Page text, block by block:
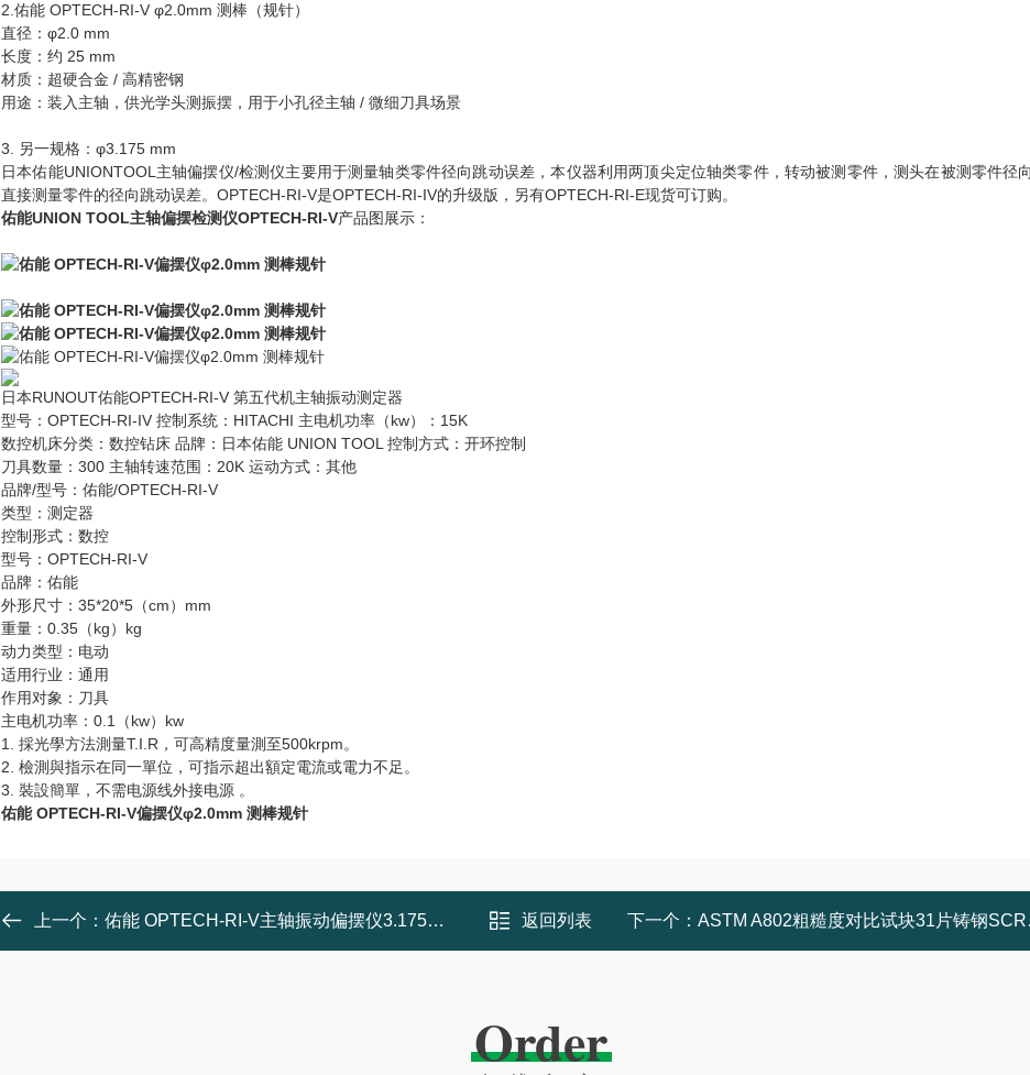
2. 佑能 OPTECH‑RI‑V φ2.0mm 测棒（规针）
直径：φ2.0 mm
长度：约 25 mm
材质：超硬合金 / 高精密钢
用途：装入主轴，供光学头测振摆，用于小孔径主轴 / 微细刀具场景
3. 另一规格：φ3.175 mm
日本佑能UNIONTOOL主轴偏摆仪/检测仪主要用于测量轴类零件径向跳动误差，本仪器利用两顶尖定位轴类零件，转动被测零件，测头在被测零件径
直接测量零件的径向跳动误差。OPTECH-RI-V是OPTECH-RI-IV的升级版，另有OPTECH-RI-E现货可订购。
佑能UNION TOOL主轴偏摆检测仪OPTECH-RI-V产品图展示：
日本RUNOUT佑能OPTECH-RI-V 第五代机主轴振动测定器
型号：OPTECH-RI-IV 控制系统：HITACHI 主电机功率（kw）：15K
数控机床分类：数控钻床 品牌：日本佑能 UNION TOOL 控制方式：开环控制
刀具数量：300 主轴转速范围：20K 运动方式：其他
品牌/型号：佑能/OPTECH-RI-V
类型：测定器
控制形式：数控
型号：OPTECH-RI-V
品牌：佑能
外形尺寸：35*20*5（cm）mm
重量：0.35（kg）kg
动力类型：电动
适用行业：通用
作用对象：刀具
主电机功率：0.1（kw）kw
1. 採光學方法測量T.I.R，可高精度量測至500krpm。
2. 檢測與指示在同一單位，可指示超出額定電流或電力不足。
3. 裝設簡單，不需电源线外接电源 。
佑能 OPTECH-RI-V偏摆仪φ2.0mm 测棒规针
上一个： 佑能 OPTECH-RI-V主轴振动偏摆仪3.175测棒 返回列表 下一个： ASTM A802粗糙度对比试块31片铸钢SCRATA
Order